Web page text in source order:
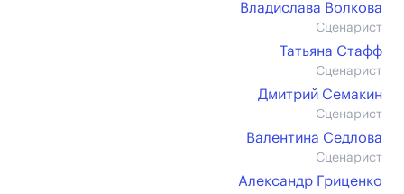
Владислава Волкова
Сценарист
Татьяна Стафф
Сценарист
Дмитрий Семакин
Сценарист
Валентина Седлова
Сценарист
Александр Гриценко